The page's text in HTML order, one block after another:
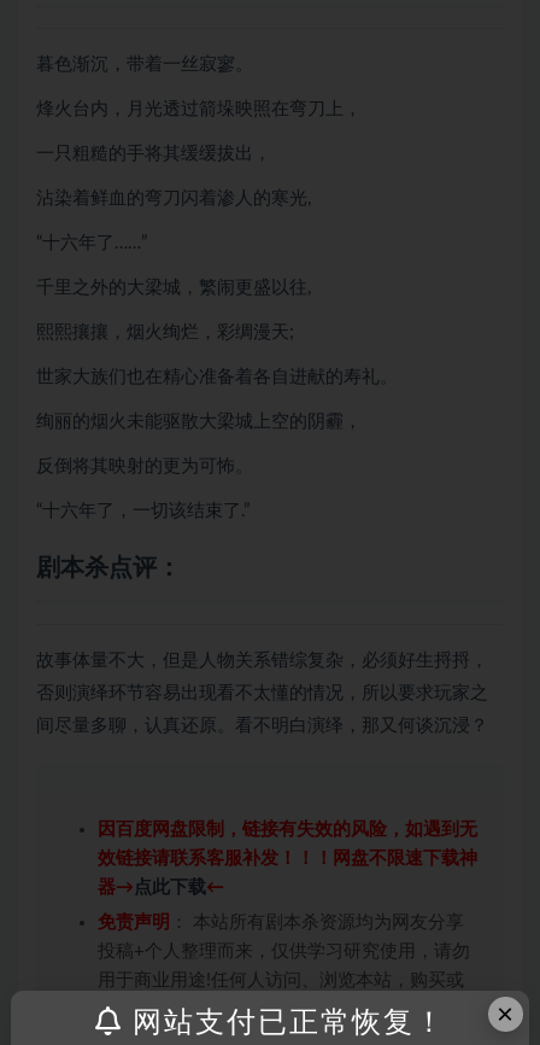
暮色渐沉，带着一丝寂寥。
烽火台内，月光透过箭垛映照在弯刀上，
一只粗糙的手将其缓缓拔出，
沾染着鲜血的弯刀闪着渗人的寒光,
“十六年了……”
千里之外的大梁城，繁闹更盛以往,
熙熙攘攘，烟火绚烂，彩绸漫天;
世家大族们也在精心准备着各自进献的寿礼。
绚丽的烟火未能驱散大梁城上空的阴霾，
反倒将其映射的更为可怖。
“十六年了，一切该结束了.”
剧本杀点评：
故事体量不大，但是人物关系错综复杂，必须好生捋捋，
否则演绎环节容易出现看不太懂的情况，所以要求玩家之
间尽量多聊，认真还原。看不明白演绎，那又何谈沉浸？
因百度网盘限制，链接有失效的风险，如遇到无
效链接请联系客服补发！！！网盘不限速下载神
器→ 点此下载←
免责声明 ： 本站所有剧本杀资源均为网友分享
投稿+个人整理而来，仅供学习研究使用，请勿
用于商业用途!任何人访问、浏览本站，购买或
未购买，即代表已阅读本声明，理解并同意受本
条约约束，并遵守所有适用的法律法规。
×
网站支付已正常恢复！